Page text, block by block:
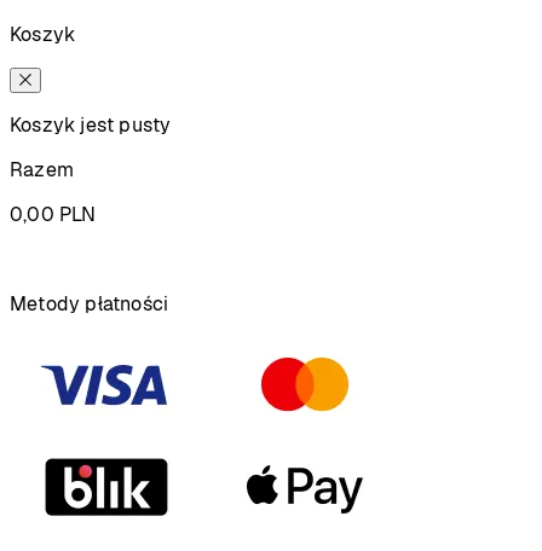
Koszyk
Koszyk jest pusty
Razem
0,00 PLN
Metody płatności